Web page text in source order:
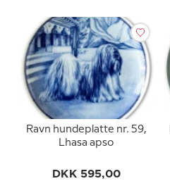
Ravn hundeplatte nr. 59,
Lhasa apso
DKK 595,00